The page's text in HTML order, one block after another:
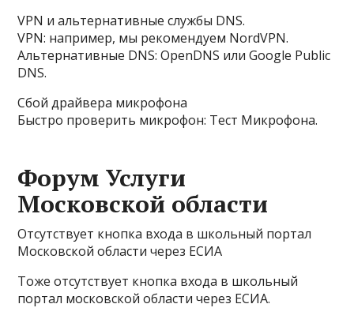
VPN и альтернативные службы DNS.
VPN: например, мы рекомендуем NordVPN.
Альтернативные DNS: OpenDNS или Google Public
DNS.
Сбой драйвера микрофона
Быстро проверить микрофон: Тест Микрофона.
Форум Услуги
Московской области
Отсутствует кнопка входа в школьный портал
Московской области через ЕСИА
Тоже отсутствует кнопка входа в школьный
портал московской области через ЕСИА.